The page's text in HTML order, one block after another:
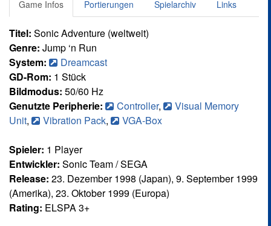
Game Infos Portierungen Spielarchiv Links
Titel: Sonic Adventure (weltweit)
Genre: Jump ‘n Run
System:
Dreamcast
GD-Rom: 1 Stück
Bildmodus: 50/60 Hz
Genutzte Peripherie:
Controller,
Visual Memory
Unit, Vibration Pack, VGA-Box
Spieler: 1 Player
Entwickler: Sonic Team / SEGA
Release: 23. Dezember 1998 (Japan), 9. September 1999
(Amerika), 23. Oktober 1999 (Europa)
Rating: ELSPA 3+